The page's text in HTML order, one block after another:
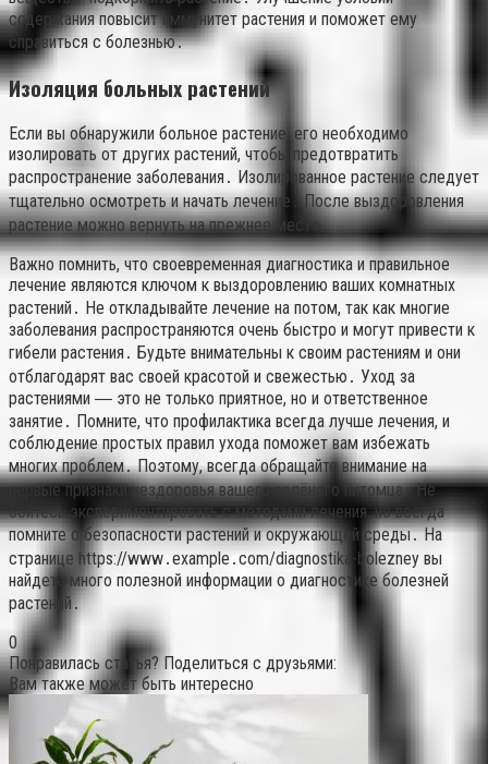
содержания повысит иммунитет растения и поможет ему
справиться с болезнью․
Изоляция больных растений
Если вы обнаружили больное растение, его необходимо
изолировать от других растений, чтобы предотвратить
распространение заболевания․ Изолированное растение следует
тщательно осмотреть и начать лечение․ После выздоровления
растение можно вернуть на прежнее место․
Важно помнить, что своевременная диагностика и правильное
лечение являются ключом к выздоровлению ваших комнатных
растений․ Не откладывайте лечение на потом, так как многие
заболевания распространяются очень быстро и могут привести к
гибели растения․ Будьте внимательны к своим растениям и они
отблагодарят вас своей красотой и свежестью․ Уход за
растениями ― это не только приятное, но и ответственное
занятие․ Помните, что профилактика всегда лучше лечения, и
соблюдение простых правил ухода поможет вам избежать
многих проблем․ Поэтому, всегда обращайте внимание на
первые признаки нездоровья вашего зелёного питомца․ Не
бойтесь экспериментировать с методами лечения, но всегда
помните о безопасности растений и окружающей среды․ На
странице https://www․example․com/diagnostika-bolezney вы
найдете много полезной информации о диагностике болезней
растений․
0
Понравилась статья? Поделиться с друзьями:
Вам также может быть интересно